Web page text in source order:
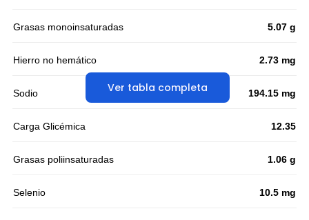
Ver tabla completa
Grasas monoinsaturadas 5.07 g
Hierro no hemático 2.73 mg
Sodio 194.15 mg
Carga Glicémica 12.35
Grasas poliinsaturadas 1.06 g
Selenio 10.5 mg